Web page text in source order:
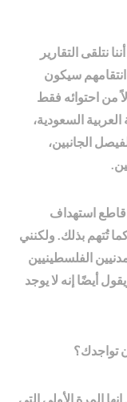
نتلقى التقارير
سيكون
من احتوائه فقط
السعودية،
الجانبين،
قاطع استهداف
تُتهم بذلك. ولكنني
الفلسطينيين
أيضًا إنه لا يوجد
تواجدك؟
المرة الأولى التي